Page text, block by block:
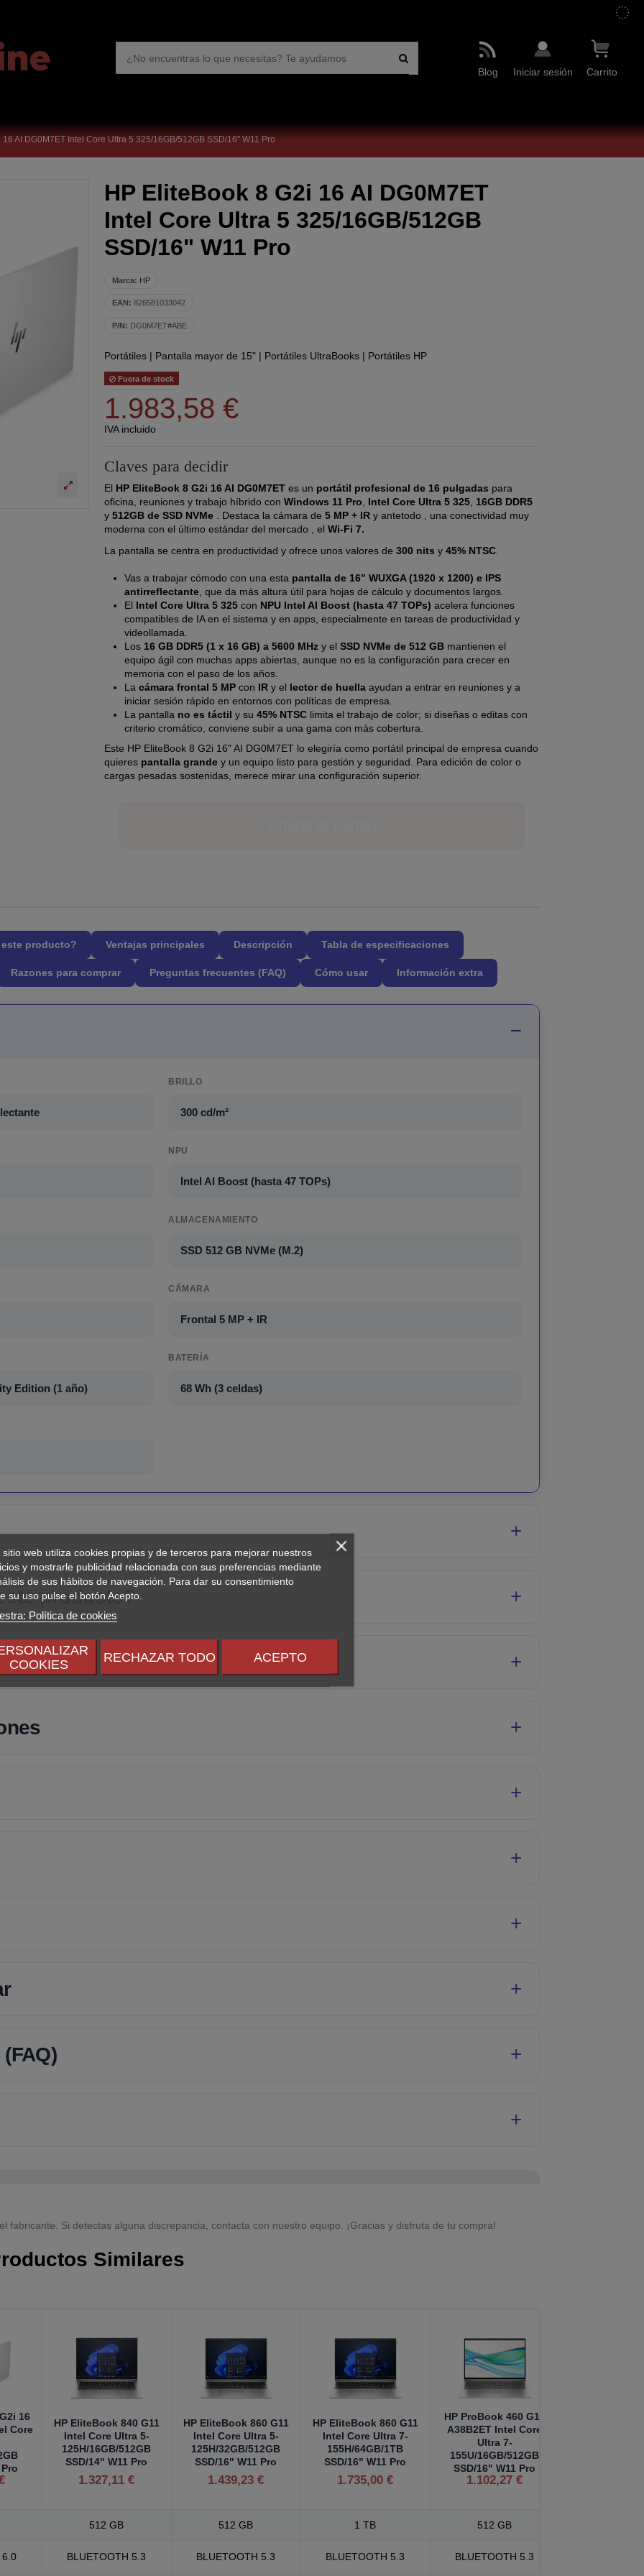
Blog Iniciar sesión Carrito
sitio web utiliza cookies propias y de terceros para mejorar nuestros
y mostrarle publicidad relacionada con sus preferencias mediante
de sus hábitos de navegación. Para dar su consentimiento
su uso pulse el botón Acepto.
Política de cookies
COOKIES
RECHAZAR TODO ACEPTO
16 AI DG0M7ET Intel Core Ultra 5 325/16GB/512GB SSD/16" W11 Pro
HP EliteBook 8 G2i 16 AI DG0M7ET
Intel Core Ultra 5 325/16GB/512GB
SSD/16" W11 Pro
Marca: HP
EAN: 826581033042
P/N: DG0M7ET#ABE
Portátiles| Pantalla mayor de 15"| Portátiles UltraBooks| Portátiles HP
Fuera de stock
1.983,58 €
IVA incluido
Claves para decidir
El HP EliteBook 8 G2i 16 AI DG0M7ET es un portátil profesional de 16 pulgadas para
oficina, reuniones y trabajo híbrido con Windows 11 Pro Intel Core Ultra 5 325, 16GB DDR5
y 512GB de SSD NVMe . Destaca la cámara de 5 MP + IRy antetodo , una conectividad muy
moderna con el último estándar del mercado , el Wi-Fi 7.
La pantalla se centra en productividad y ofrece unos valores de 300 nits y 45% NTSC.
Vas a trabajar cómodo con una esta pantalla de 16" WUXGA (1920 x 1200) e IPS
antirreflectante, que da más altura útil para hojas de cálculo y documentos largos.
El Intel Core Ultra 5 325con NPU Intel AI Boost (hasta 47 TOPs) acelera funciones
compatibles de IA en el sistema y en apps, especialmente en tareas de productividad y
videollamada.
Los 16 GB DDR5 (1 x 16 GB) a 5600 MHzy el SSD NVMe de 512 GBmantienen el
equipo ágil con muchas apps abiertas, aunque no es la configuración para crecer en
memoria con el paso de los años.
La cámara frontal 5 MPcon IRy el lector de huellaayudan a entrar en reuniones y a
iniciar sesión rápido en entornos con políticas de empresa.
La pantalla no es táctil y su 45% NTSClimita el trabajo de color; si diseñas o editas con
criterio cromático, conviene subir a una gama con más cobertura.
Este HP EliteBook 8 G2i 16" AI DG0M7ET lo elegiría como portátil principal de empresa cuando
quieres pantalla grandey un equipo listo para gestión y seguridad. Para edición de color o
cargas pesadas sostenidas, merece mirar una configuración superior.
producto? Ventajas principales Descripción Tabla de especificaciones
Razones para comprar Preguntas frecuentes (FAQ) Cómo usar Información extra
BRILLO
300 cd/m²
NPU
Intel AI Boost (hasta 47 TOPs)
ALMACENAMIENTO
SSD 512 GB NVMe (M.2)
CÁMARA
Frontal 5 MP + IR
Edition (1 año)
BATERÍA
68 Wh (3 celdas)
producto?
fabricante. Si detectas alguna discrepancia, contacta con nuestro equipo. ¡Gracias y disfruta de tu compra!
Similares
16
Core
HP EliteBook 840 G11
Intel Core Ultra 5-
125H/16GB/512GB
SSD/14" W11 Pro
1.327,11 €
HP EliteBook 860 G11
Intel Core Ultra 5-
125H/32GB/512GB
SSD/16" W11 Pro
1.439,23 €
HP EliteBook 860 G11
Intel Core Ultra 7-
155H/64GB/1TB
SSD/16" W11 Pro
1.735,00 €
HP ProBook 460 G11
A38B2ET Intel Core
Ultra 7-
155U/16GB/512GB
SSD/16" W11 Pro
1.102,27 €
512 GB 512 GB 1 TB 512 GB
6.0 BLUETOOTH 5.3 BLUETOOTH 5.3 BLUETOOTH 5.3 BLUETOOTH 5.3